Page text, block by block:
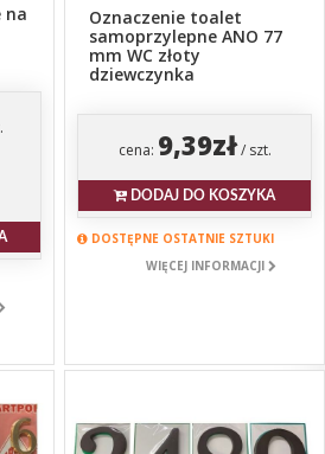
na
Oznaczenie toalet
samoprzylepne ANO 77
mm WC złoty
dziewczynka
cena: 9,39zł/ szt.
DODAJ DO KOSZYKA
DOSTĘPNE OSTATNIE SZTUKI
WIĘCEJ INFORMACJI